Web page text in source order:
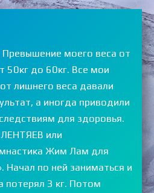
моего веса от
50кг до 60кг. Все мои
лишнего веса давали
а иногда приводили
для здоровья.
или
Жим Лам для
Начал по ней заниматься и
потерял 3 кг. Потом